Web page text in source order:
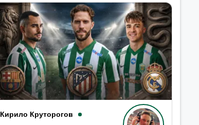
Кирило Круторогов